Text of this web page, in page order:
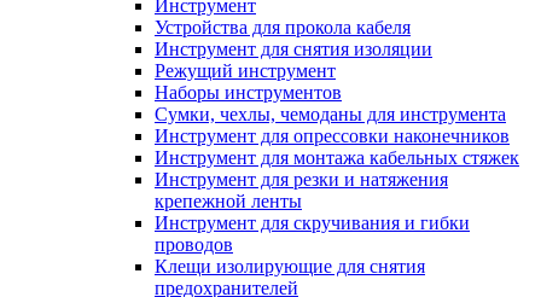
Инструмент
Устройства для прокола кабеля
Инструмент для снятия изоляции
Режущий инструмент
Наборы инструментов
Сумки, чехлы, чемоданы для инструмента
Инструмент для опрессовки наконечников
Инструмент для монтажа кабельных стяжек
Инструмент для резки и натяжения
крепежной ленты
Инструмент для скручивания и гибки
проводов
Клещи изолирующие для снятия
предохранителей